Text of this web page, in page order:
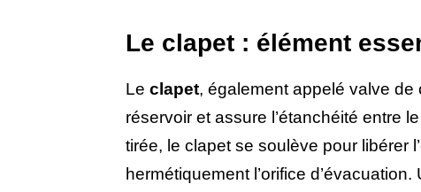
Le clapet : élément
Le clapet, également appelé valve
réservoir et assure l’étanchéité entre
tirée, le clapet se soulève pour libérer
hermétiquement l’orifice d’évacuation.